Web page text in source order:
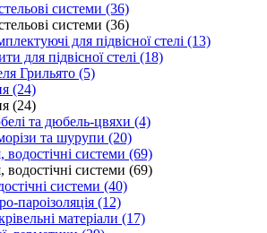
системи (36)
системи (36)
для підвісної стелі (13)
для підвісної стелі (18)
Грильято (5)
(24)
(24)
та дюбель-цвяхи (4)
та шурупи (20)
водостічні системи (69)
водостічні системи (69)
системи (40)
пароізоляція (12)
матеріали (17)